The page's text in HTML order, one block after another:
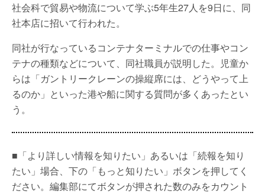
社会科で貿易や物流について学ぶ5年生27人を9日に、同
社本店に招いて行われた。
同社が行なっているコンテナターミナルでの仕事やコン
テナの種類などについて、同社職員が説明した。児童か
らは「ガントリークレーンの操縦席には、どうやって上
るのか」といった港や船に関する質問が多くあったとい
う。
■「より詳しい情報を知りたい」あるいは「続報を知り
たい」場合、下の「もっと知りたい」ボタンを押してく
ださい。編集部にてボタンが押された数のみをカウント